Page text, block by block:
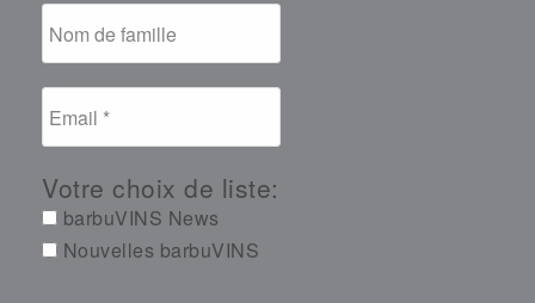
Votre choix de liste:
barbuVINS News
Nouvelles barbuVINS